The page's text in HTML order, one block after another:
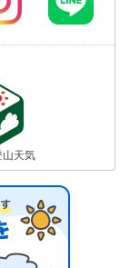
山天気